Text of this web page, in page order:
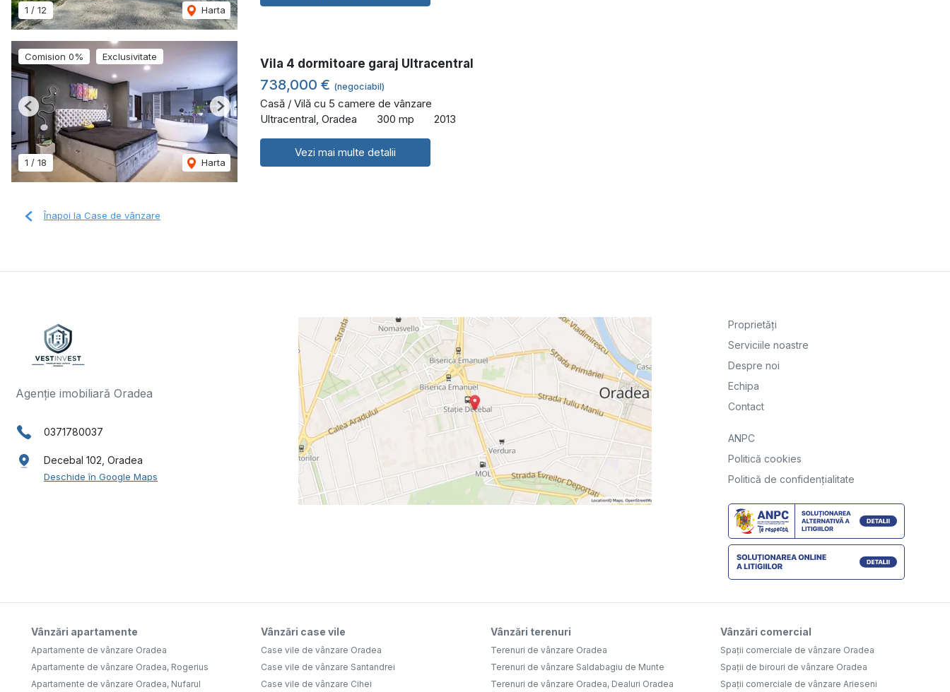
1 / 12 Harta
Comision 0% Exclusivitate
1 / 18 Harta
Previous Next
Vila 4 dormitoare garaj Ultracentral
738,000 € (negociabil)
Casă / Vilă cu 5 camere de vânzare
Ultracentral, Oradea
300 mp 2013
Vezi mai multe detalii
Înapoi la Case de vânzare
Agenție imobiliară Oradea
0371780037
Decebal 102, Oradea
Deschide în Google Maps
Proprietăți
Serviciile noastre
Despre noi
Echipa
Contact
ANPC
Politică cookies
Politică de confidențialitate
Vânzări apartamente
Apartamente de vânzare Oradea
Apartamente de vânzare Oradea, Rogerius
Apartamente de vânzare Oradea, Nufarul
Vânzări case vile
Case vile de vânzare Oradea
Case vile de vânzare Santandrei
Case vile de vânzare Cihei
Vânzări terenuri
Terenuri de vânzare Oradea
Terenuri de vânzare Saldabagiu de Munte
Terenuri de vânzare Oradea, Dealuri Oradea
Vânzări comercial
Spații comerciale de vânzare Oradea
Spații de birouri de vânzare Oradea
Spații comerciale de vânzare Arieseni